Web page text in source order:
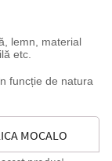
lemn, material
etc.
funcție de natura
MOCALO